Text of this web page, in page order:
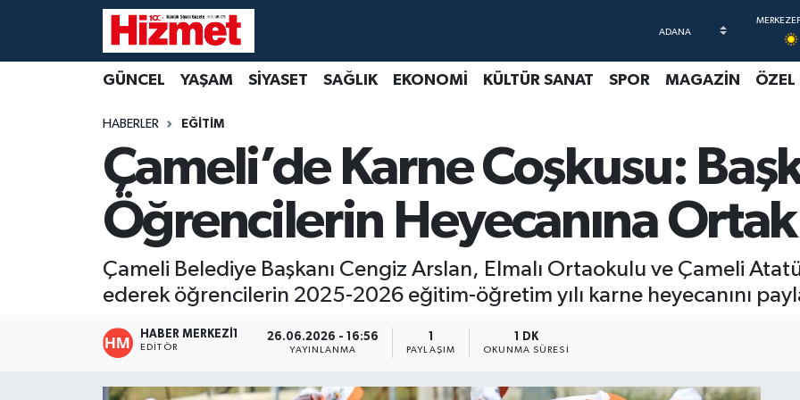
GÜNCEL YAŞAM SİYASET SAĞLIK EKONOMİ KÜLTÜR SANAT SPOR MAGAZİN ÖZEL
HABERLER EĞİTİM
Çameli’de Karne Coşkusu:
Öğrencilerin Heyecanına
Çameli Belediye Başkanı Cengiz Arslan, Elmalı Ortaokulu ve Çameli
ederek öğrencilerin 2025-2026 eğitim-öğretim yılı karne heyecanını
HABER MERKEZI1
EDITÖR
26.06.2026 - 16:56
YAYINLANMA
1
PAYLAŞIM
1 DK
OKUNMA SÜRESI
SİYASET
KÜLTÜR SANAT
MAGAZİN
Denizli Nöbetçi Eczaneler
Denizli Hava Durumu
Denizli Trafik Yoğunluk Haritası
Süper Lig Puan Durumu ve Fikstür
Tüm Manşetler
Son Dakika Haberleri
Haber Arşivi